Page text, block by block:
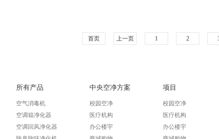
首页 上一页 1 2
所有产品
空气消毒机
空调箱净化器
空调回风净化器
中央空净方案
校园空净
医疗机构
办公楼宇
项目
校园空净
医疗机构
办公楼宇